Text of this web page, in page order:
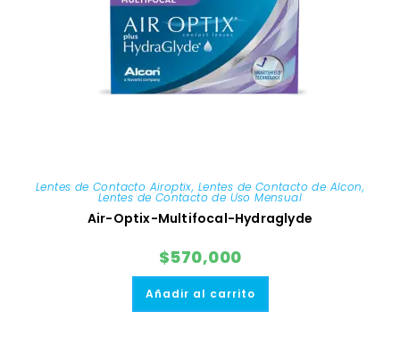
Lentes de Contacto Airoptix, Lentes de Contacto de Alcon,
Lentes de Contacto de Uso Mensual
Air-Optix-Multifocal-Hydraglyde
$570,000
Añadir al carrito